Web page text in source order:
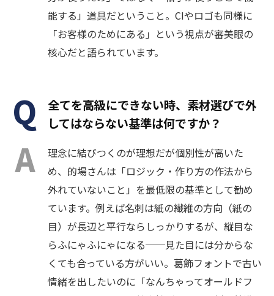
能する」道具だということ。CIやロゴも同様に
「お客様のためにある」という視点が審美眼の
核心だと語られています。
全てを高級にできない時、素材選びで外
してはならない基準は何ですか？
理念に結びつくのが理想だが個別性が高いた
め、的場さんは「ロジック・作り方の作法から
外れていないこと」を最低限の基準として勧め
ています。例えば名刺は紙の繊維の方向（紙の
目）が長辺と平行ならしっかりするが、縦目な
らふにゃふにゃになる──見た目には分からな
くても合っている方がいい。葛飾フォントで古い
情緒を出したいのに「なんちゃってオールドフ